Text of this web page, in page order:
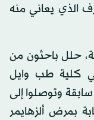
الذي يعاني منه
حلل باحثون من
كلية طب وايل
علمية من 395 دراسة سابقة وتوصلوا إلى
بمرض ألزهايمر